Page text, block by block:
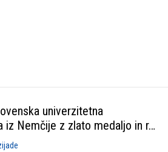
univerzitetna
iz Nemčije z zlato medaljo in r…